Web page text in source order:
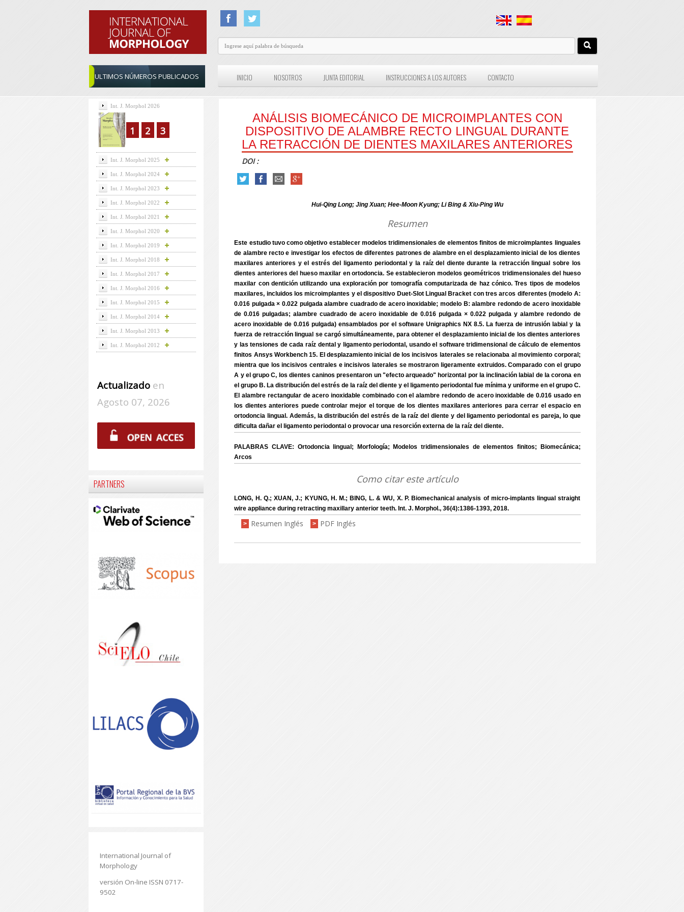
ULTIMOS NÚMEROS PUBLICADOS INICIO NOSOTROS JUNTA EDITORIAL INSTRUCCIONES A LOS AUTORES CONTACTO
ANÁLISIS BIOMECÁNICO DE MICROIMPLANTES CON
DISPOSITIVO DE ALAMBRE RECTO LINGUAL DURANTE
LA RETRACCIÓN DE DIENTES MAXILARES ANTERIORES
DOI :
Hui-Qing Long; Jing Xuan; Hee-Moon Kyung; Li Bing & Xiu-Ping Wu
Resumen
Este estudio tuvo como objetivo establecer modelos tridimensionales de elementos finitos de microimplantes linguales
de alambre recto e investigar los efectos de diferentes patrones de alambre en el desplazamiento inicial de los dientes
maxilares anteriores y el estrés del ligamento periodontal y la raíz del diente durante la retracción lingual sobre los
dientes anteriores del hueso maxilar en ortodoncia. Se establecieron modelos geométricos tridimensionales del hueso
maxilar con dentición utilizando una exploración por tomografía computarizada de haz cónico. Tres tipos de modelos
maxilares, incluidos los microimplantes y el dispositivo Duet-Slot Lingual Bracket con tres arcos diferentes (modelo A:
0.016 pulgada × 0.022 pulgada alambre cuadrado de acero inoxidable; modelo B: alambre redondo de acero inoxidable
de 0.016 pulgadas; alambre cuadrado de acero inoxidable de 0.016 pulgada × 0.022 pulgada y alambre redondo de
acero inoxidable de 0.016 pulgada) ensamblados por el software Unigraphics NX 8.5. La fuerza de intrusión labial y la
fuerza de retracción lingual se cargó simultáneamente, para obtener el desplazamiento inicial de los dientes anteriores
y las tensiones de cada raíz dental y ligamento periodontal, usando el software tridimensional de cálculo de elementos
finitos Ansys Workbench 15. El desplazamiento inicial de los incisivos laterales se relacionaba al movimiento corporal;
mientra que los incisivos centrales e incisivos laterales se mostraron ligeramente extruidos. Comparado con el grupo
A y el grupo C, los dientes caninos presentaron un "efecto arqueado" horizontal por la inclinación labial de la corona en
el grupo B. La distribución del estrés de la raíz del diente y el ligamento periodontal fue mínima y uniforme en el grupo C.
El alambre rectangular de acero inoxidable combinado con el alambre redondo de acero inoxidable de 0.016 usado en
los dientes anteriores puede controlar mejor el torque de los dientes maxilares anteriores para cerrar el espacio en
ortodoncia lingual. Además, la distribución del estrés de la raíz del diente y del ligamento periodontal es pareja, lo que
dificulta dañar el ligamento periodontal o provocar una resorción externa de la raíz del diente.
PALABRAS CLAVE: Ortodoncia lingual; Morfología; Modelos tridimensionales de elementos finitos; Biomecánica;
Arcos
Como citar este artículo
LONG, H. Q.; XUAN, J.; KYUNG, H. M.; BING, L. & WU, X. P. Biomechanical analysis of micro-implants lingual straight
wire appliance during retracting maxillary anterior teeth. Int. J. Morphol., 36(4):1386-1393, 2018.
> Resumen Inglés > PDF Inglés
Int. J. Morphol 2026
1 2 3
Int. J. Morphol 2025
Int. J. Morphol 2024
Int. J. Morphol 2023
Int. J. Morphol 2022
Int. J. Morphol 2021
Int. J. Morphol 2020
Int. J. Morphol 2019
Int. J. Morphol 2018
Int. J. Morphol 2017
Int. J. Morphol 2016
Int. J. Morphol 2015
Int. J. Morphol 2014
Int. J. Morphol 2013
Int. J. Morphol 2012
Actualizadoen
Agosto 07, 2026
PARTNERS
International Journal of
Morphology
versión On-line ISSN 0717-
9502